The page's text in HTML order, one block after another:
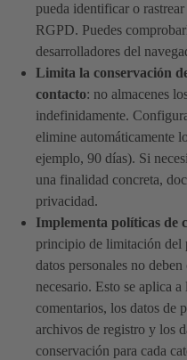
pueda identificar o
RGPD. Puedes
desarrolladores del
Limita la conservación
contacto: no almacenes
indefinidamente.
elimine automáticamente
ejemplo, 90 días). Si
una finalidad concreta,
privacidad.
Implementa políticas de
principio de limitación del
datos personales no
necesario. Esto se aplica
comentarios, los datos de
archivos de registro y los
conservación para cada